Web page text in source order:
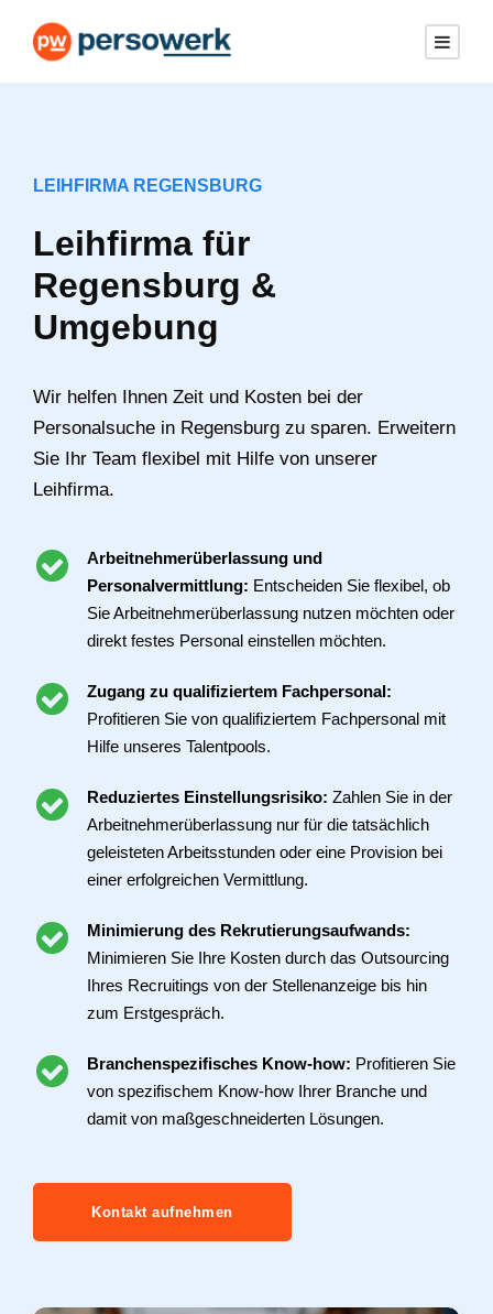
LEIHFIRMA REGENSBURG
Leihfirma für
Regensburg &
Umgebung
Wir helfen Ihnen Zeit und Kosten bei der
Personalsuche in Regensburg zu sparen. Erweitern
Sie Ihr Team flexibel mit Hilfe von unserer
Leihfirma.
Arbeitnehmerüberlassung und
Personalvermittlung: Entscheiden Sie flexibel, ob
Sie Arbeitnehmerüberlassung nutzen möchten oder
direkt festes Personal einstellen möchten.
Zugang zu qualifiziertem Fachpersonal:
Profitieren Sie von qualifiziertem Fachpersonal mit
Hilfe unseres Talentpools.
Reduziertes Einstellungsrisiko: Zahlen Sie in der
Arbeitnehmerüberlassung nur für die tatsächlich
geleisteten Arbeitsstunden oder eine Provision bei
einer erfolgreichen Vermittlung.
Minimierung des Rekrutierungsaufwands:
Minimieren Sie Ihre Kosten durch das Outsourcing
Ihres Recruitings von der Stellenanzeige bis hin
zum Erstgespräch.
Branchenspezifisches Know-how: Profitieren Sie
von spezifischem Know-how Ihrer Branche und
damit von maßgeschneiderten Lösungen.
Kontakt aufnehmen